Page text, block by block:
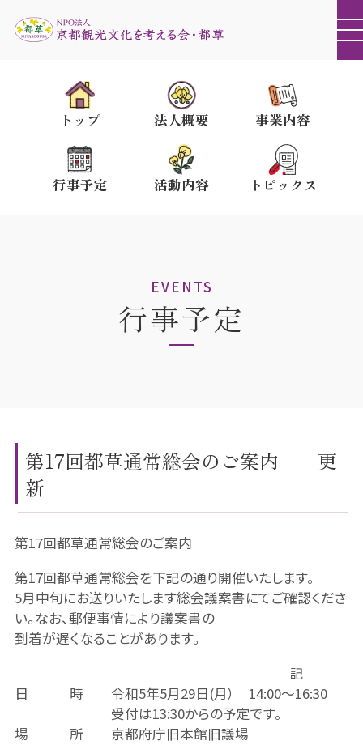
トップ 法人概要 事業内容
行事予定 活動内容 トピックス
EVENTS
行事予定
第17回都草通常総会のご案内 更
新
第17回都草通常総会のご案内
第17回都草通常総会を下記の通り開催いたします。
5月中旬にお送りいたします総会議案書にてご確認くださ
い。なお、郵便事情により議案書の
到着が遅くなることがあります。
記
日 時 令和5年5月29日(月） 14:00～16:30
受付は13:30からの予定です。
場 所 京都府庁旧本館旧議場